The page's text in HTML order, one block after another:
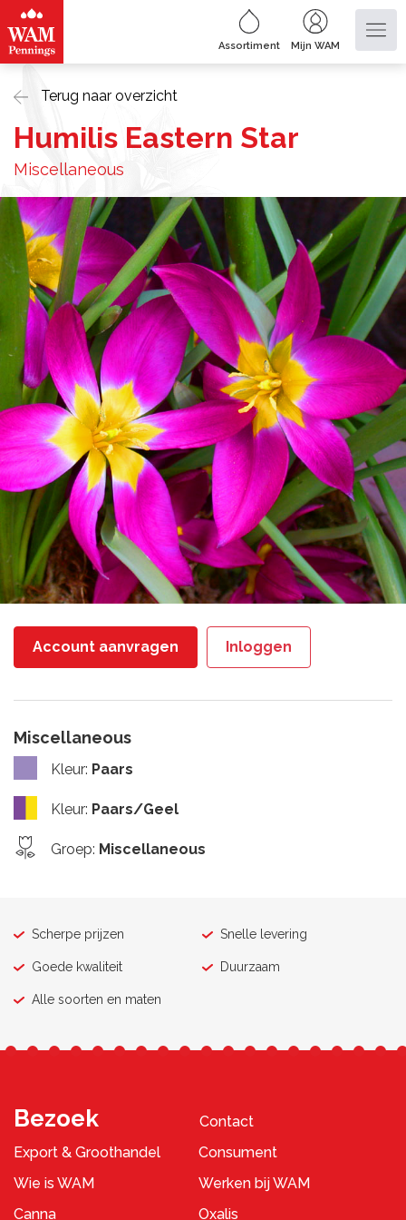
Assortiment Mijn WAM
Terug naar overzicht
Humilis Eastern Star
Miscellaneous
Account aanvragen Inloggen
Miscellaneous
Kleur: Paars
Kleur: Paars/Geel
Groep: Miscellaneous
Scherpe prijzen Snelle levering
Goede kwaliteit Duurzaam
Alle soorten en maten
Bezoek
Contact
Export & Groothandel
Consument
Wie is WAM
Werken bij WAM
Canna
Oxalis